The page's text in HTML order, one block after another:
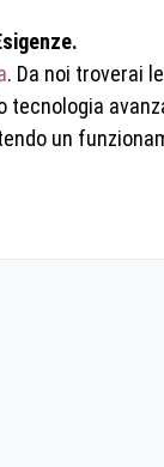
. Da noi troverai
tecnologia
un